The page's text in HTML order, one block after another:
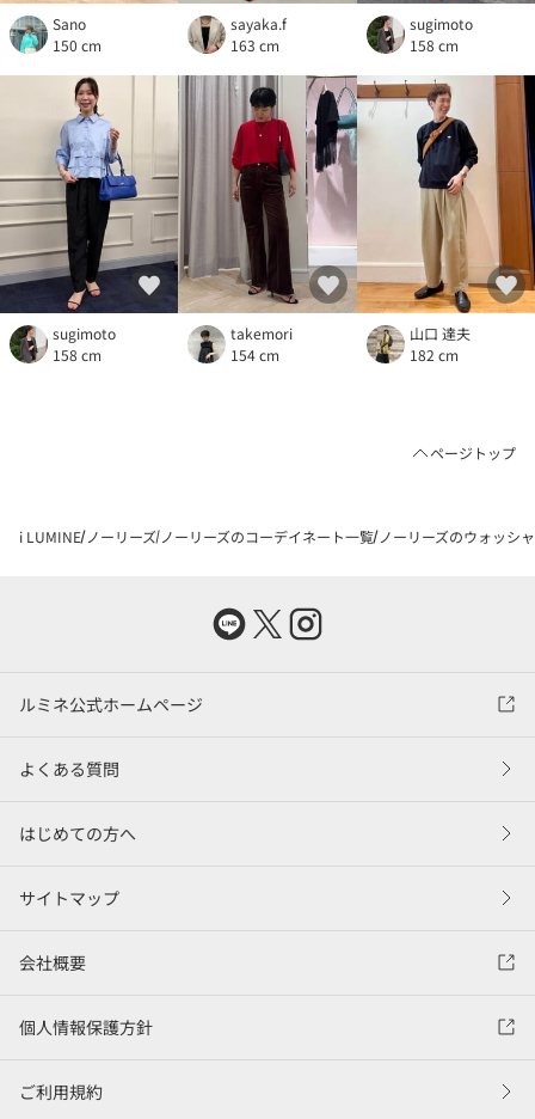
Sano
150 cm
sayaka.f
163 cm
sugimoto
158 cm
sugimoto
158 cm
takemori
154 cm
山口 達夫
182 cm
ページトップ
i LUMINE ノーリーズ ノーリーズのコーデイネート一覧 ノーリーズのウォッシ
ルミネ公式ホームページ
よくある質問
はじめての方へ
サイトマップ
会社概要
個人情報保護方針
ご利用規約